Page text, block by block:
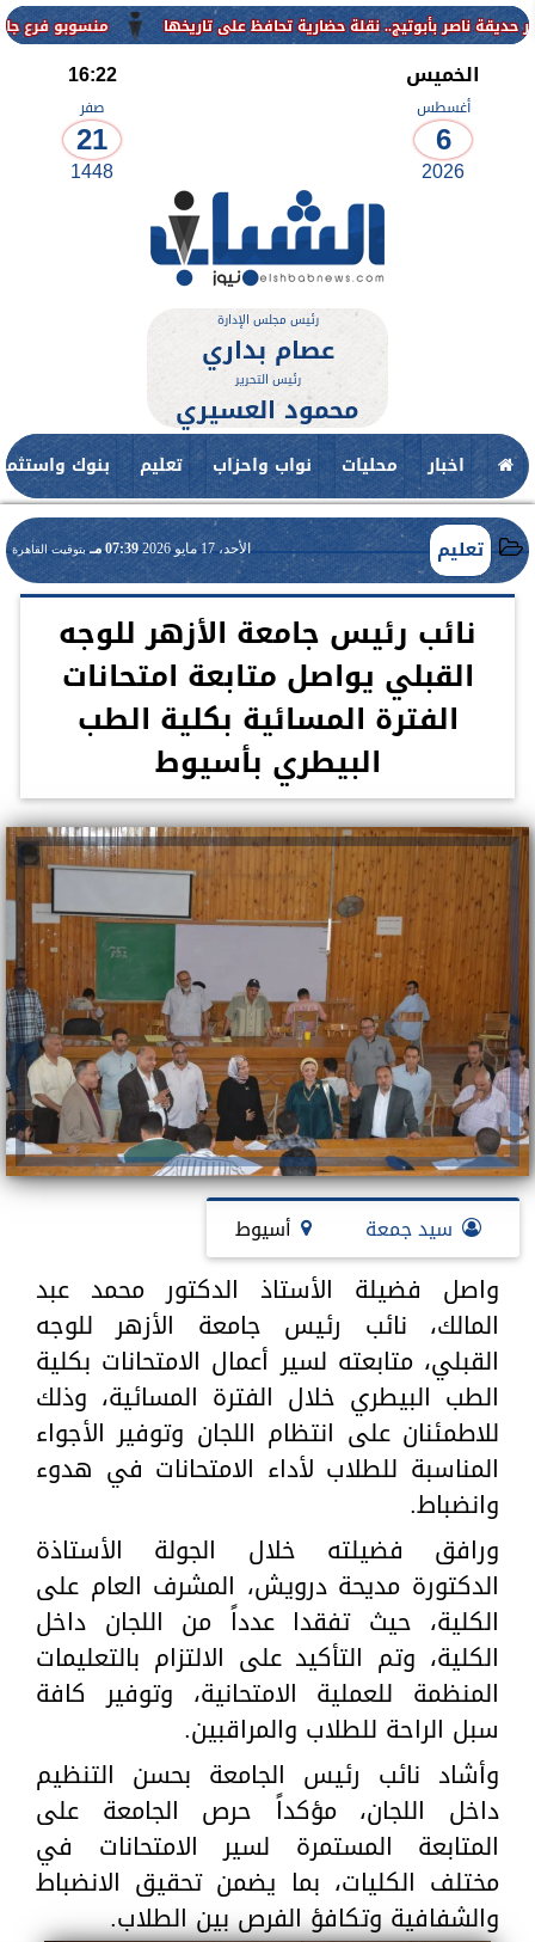
منسوبو فرع جامعة الأزهر للوجه
الخميس
أغسطس
6
2026
16:22
صفر
21
1448
رئيس مجلس الإدارة
عصام بداري
رئيس التحرير
محمود العسيري
اخبار محليات نواب واحزاب تعليم بنوك
تعليم الأحد، 17 مايو 2026 07:39 مـ بتوقيت القاهرة
نائب رئيس جامعة الأزهر للوجه
القبلي يواصل متابعة امتحانات
الفترة المسائية بكلية الطب
البيطري بأسيوط
سيد جمعة أسيوط
واصل فضيلة الأستاذ الدكتور محمد عبد
المالك، نائب رئيس جامعة الأزهر للوجه
القبلي، متابعته لسير أعمال الامتحانات بكلية
الطب البيطري خلال الفترة المسائية، وذلك
للاطمئنان على انتظام اللجان وتوفير الأجواء
المناسبة للطلاب لأداء الامتحانات في هدوء
وانضباط.
ورافق فضيلته خلال الجولة الأستاذة
الدكتورة مديحة درويش، المشرف العام على
الكلية، حيث تفقدا عدداً من اللجان داخل
الكلية، وتم التأكيد على الالتزام بالتعليمات
المنظمة للعملية الامتحانية، وتوفير كافة
سبل الراحة للطلاب والمراقبين.
وأشاد نائب رئيس الجامعة بحسن التنظيم
داخل اللجان، مؤكداً حرص الجامعة على
المتابعة المستمرة لسير الامتحانات في
مختلف الكليات، بما يضمن تحقيق الانضباط
والشفافية وتكافؤ الفرص بين الطلاب.